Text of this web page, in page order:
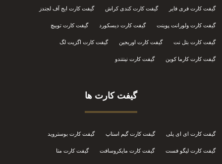
گیفت کارت فری فایر گیفت کارت کندی کراش گیفت کارت ایج آف لجندز
گیفت کارت ولورانت پوینت گیفت کارت دیسکورد گیفت کارت توییچ
گیفت کارت بتل نت گیفت کارت اوریجین گیفت کارت اگزیت لگ
گیفت کارت کارما کوین گیفت کارت نینتندو
گیفت کارت ها
گیفت کارت ای ای پلی گیفت کارت گیم استاپ گیفت کارت بوستروید
گیفت کارت لیگو فست گیفت کارت مایکروسافت گیفت کارت متا